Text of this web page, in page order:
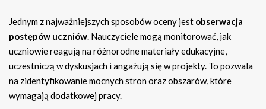
Jednym z najważniejszych sposobów oceny jest obserwacja
postępów uczniów. Nauczyciele mogą monitorować, jak
uczniowie reagują na różnorodne materiały edukacyjne,
uczestniczą w dyskusjach i angażują się w projekty. To pozwala
na zidentyfikowanie mocnych stron oraz obszarów, które
wymagają dodatkowej pracy.